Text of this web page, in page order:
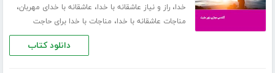
خدا،راز و نیاز عاشقانه با خدا، عاشقانه با خدای مهربان،
مناجات عاشقانه با خدا، مناجات با خدا برای حاجت
دانلود کتاب